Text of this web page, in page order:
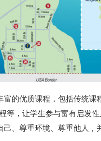
富的优质课程，包括传统
等，让学生参与富有启发
、尊重环境、尊重他人，